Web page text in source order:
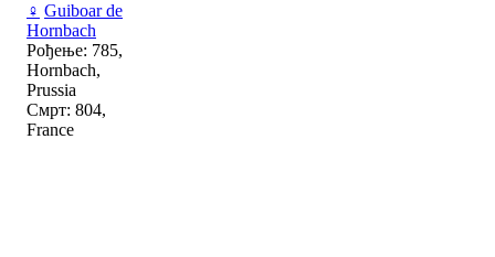
♀ Guiboar de
Hornbach
Рођење: 785,
Hornbach,
Prussia
Смрт: 804,
France